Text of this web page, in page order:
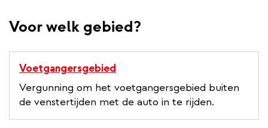
Voor welk gebied?
Voetgangersgebied
Vergunning om het voetgangersgebied buiten
de venstertijden met de auto in te rijden.